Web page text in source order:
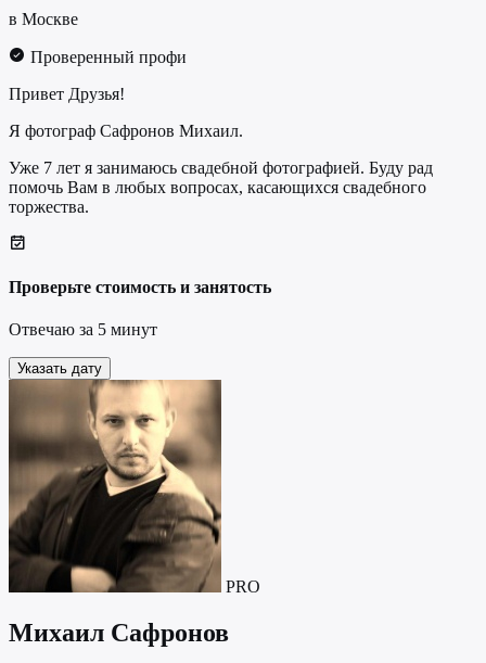
в Москве
Проверенный профи
Привет Друзья!
Я фотограф Сафронов Михаил.
Уже 7 лет я занимаюсь свадебной фотографией. Буду рад
помочь Вам в любых вопросах, касающихся свадебного
торжества.
Проверьте стоимость и занятость
Отвечаю за 5 минут
Указать дату
PRO
Михаил Сафронов